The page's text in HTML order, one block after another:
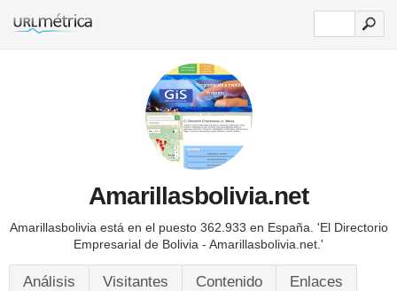
Amarillasbolivia.net
Amarillasbolivia está en el puesto 362.933 en España. 'El Directorio
Empresarial de Bolivia - Amarillasbolivia.net.'
Análisis Visitantes Contenido
Enlaces